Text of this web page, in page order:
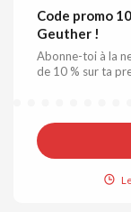
Code promo
Geuther !
Abonne-toi à la
de 10 % sur ta